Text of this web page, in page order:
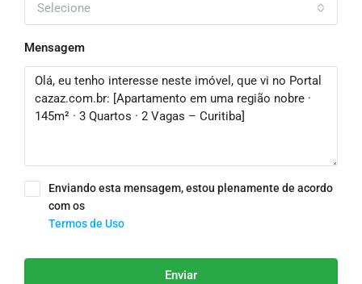
Selecione
Mensagem
Enviando esta mensagem, estou plenamente de acordo
com os
Termos de Uso
Enviar